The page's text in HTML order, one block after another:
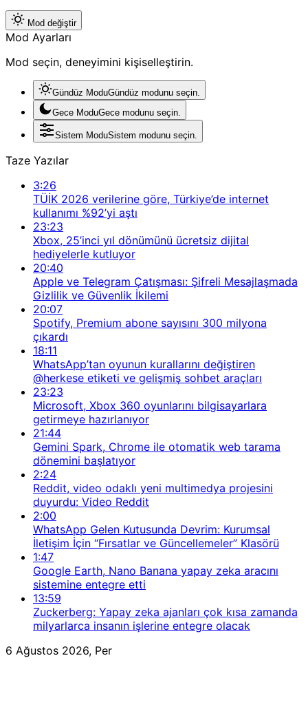
Mod değiştir
Mod Ayarları
Mod seçin, deneyimini kişiselleştirin.
Gündüz ModuGündüz modunu seçin.
Gece ModuGece modunu seçin.
Sistem ModuSistem modunu seçin.
Taze Yazılar
3:26
TÜİK 2026 verilerine göre, Türkiye’de internet
kullanımı %92’yi aştı
23:23
Xbox, 25’inci yıl dönümünü ücretsiz dijital
hediyelerle kutluyor
20:40
Apple ve Telegram Çatışması: Şifreli Mesajlaşmada
Gizlilik ve Güvenlik İkilemi
20:07
Spotify, Premium abone sayısını 300 milyona
çıkardı
18:11
WhatsApp’tan oyunun kurallarını değiştiren
@herkese etiketi ve gelişmiş sohbet araçları
23:23
Microsoft, Xbox 360 oyunlarını bilgisayarlara
getirmeye hazırlanıyor
21:44
Gemini Spark, Chrome ile otomatik web tarama
dönemini başlatıyor
2:24
Reddit, video odaklı yeni multimedya projesini
duyurdu: Video Reddit
2:00
WhatsApp Gelen Kutusunda Devrim: Kurumsal
İletişim İçin “Fırsatlar ve Güncellemeler” Klasörü
1:47
Google Earth, Nano Banana yapay zeka aracını
sistemine entegre etti
13:59
Zuckerberg: Yapay zeka ajanları çok kısa zamanda
milyarlarca insanın işlerine entegre olacak
6 Ağustos 2026, Per